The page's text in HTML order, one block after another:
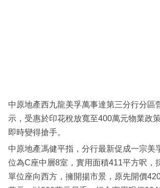
區
中原地產西九龍美孚萬事達第三分行分區
示，受惠於印花稅放寬至400萬元物業政
即時變得搶手。
中原地產馮健平指，分行最新促成一宗美
位為C座中層8室，實用面積411平方呎，
單位座向西方，擁開揚市景，原先開價